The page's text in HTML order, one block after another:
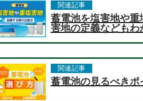
関連記事
蓄電池を塩害地や
害地の定義などもわ
関連記事
蓄電池の見るべき